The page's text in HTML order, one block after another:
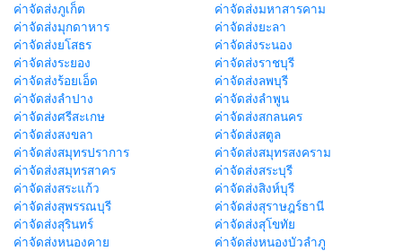
ค่าจัดส่งภูเก็ต
ค่าจัดส่งมหาสารคาม
ค่าจัดส่งมุกดาหาร
ค่าจัดส่งยะลา
ค่าจัดส่งยโสธร
ค่าจัดส่งระนอง
ค่าจัดส่งระยอง
ค่าจัดส่งราชบุรี
ค่าจัดส่งร้อยเอ็ด
ค่าจัดส่งลพบุรี
ค่าจัดส่งลำปาง
ค่าจัดส่งลำพูน
ค่าจัดส่งศรีสะเกษ
ค่าจัดส่งสกลนคร
ค่าจัดส่งสงขลา
ค่าจัดส่งสตูล
ค่าจัดส่งสมุทรปราการ
ค่าจัดส่งสมุทรสงคราม
ค่าจัดส่งสมุทรสาคร
ค่าจัดส่งสระบุรี
ค่าจัดส่งสระแก้ว
ค่าจัดส่งสิงห์บุรี
ค่าจัดส่งสุพรรณบุรี
ค่าจัดส่งสุราษฎร์ธานี
ค่าจัดส่งสุรินทร์
ค่าจัดส่งสุโขทัย
ค่าจัดส่งหนองคาย
ค่าจัดส่งหนองบัวลำภู